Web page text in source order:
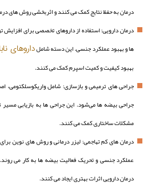
درمان به حفظ نتایج کمک می‌ کنند و اثربخشی روش‌ های
درمان دارویی: استفاده از داروهای تخصصی برای
ها و بهبود عملکرد جنسی. این دسته شاملداروهای
بهبود کیفیت و کمیت اسپرم کمک می‌ کنند.
جراحی‌ های ترمیمی و بازسازی: شامل واریکوسلکتومی،
جراحی بیضه‌ ها می‌شود. این جراحی‌ ها به بازیابی مسیر
مشکلات ساختاری کمک می‌ کنند.
درمان‌ های کم‌ تهاجمی: لیزر درمانی و روش‌ های نوین
عملکرد جنسی و تحریک فعالیت بیضه‌ ها به کار می‌
درمان دارویی اثرات بهتری ایجاد می‌ کنند.